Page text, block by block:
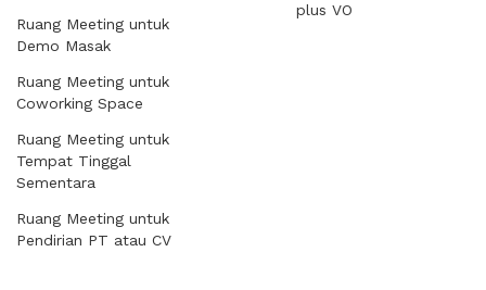
Ruang Meeting untuk
Demo Masak
Ruang Meeting untuk
Coworking Space
Ruang Meeting untuk
Tempat Tinggal
Sementara
Ruang Meeting untuk
Pendirian PT atau CV
plus VO